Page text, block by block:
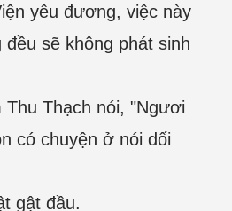
yêu đương, việc này
đều sẽ không phát sinh
Thạch nói, "Ngươi
có chuyện ở nói dối
gật đầu.